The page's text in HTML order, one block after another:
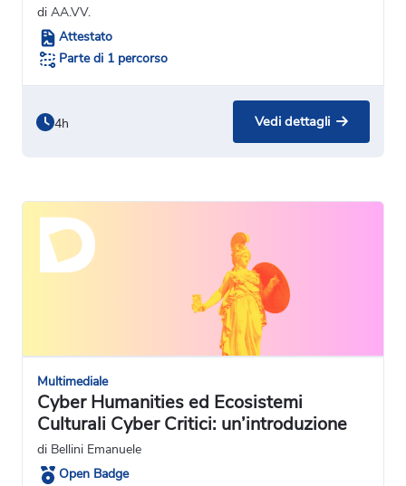
di AA.VV.
Attestato
Parte di 1 percorso
4h Vedi dettagli
Multimediale
Cyber Humanities ed Ecosistemi
Culturali Cyber Critici: un’introduzione
di Bellini Emanuele
Open Badge